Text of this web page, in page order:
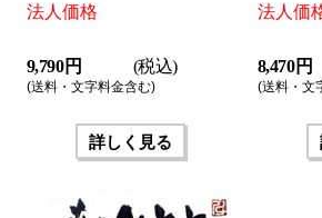
法人価格
9,790 円 (税込)
(送料・文字料金含む)
詳しく見る
法人価
8,470 円
(送料・文